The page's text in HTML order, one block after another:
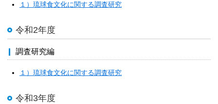
１）琉球食文化に関する調査研究
令和2年度
調査研究編
１）琉球食文化に関する調査研究
令和3年度